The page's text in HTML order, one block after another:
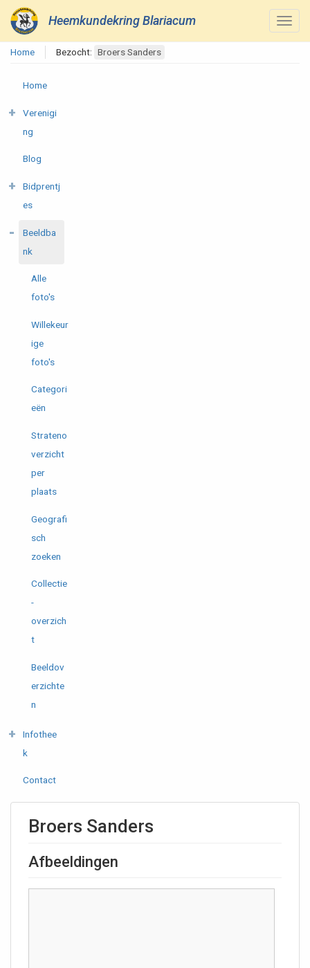
Heemkundekring Blariacum
Home Bezocht: Broers Sanders
Home
Verenigi
ng
Blog
Bidprentj
es
Beeldba
nk
Alle
foto's
Willekeur
ige
foto's
Categori
eën
Strateno
verzicht
per
plaats
Geografi
sch
zoeken
Collectie
-
overzich
t
Beeldov
erzichte
n
Infothee
k
Contact
Broers Sanders
Afbeeldingen